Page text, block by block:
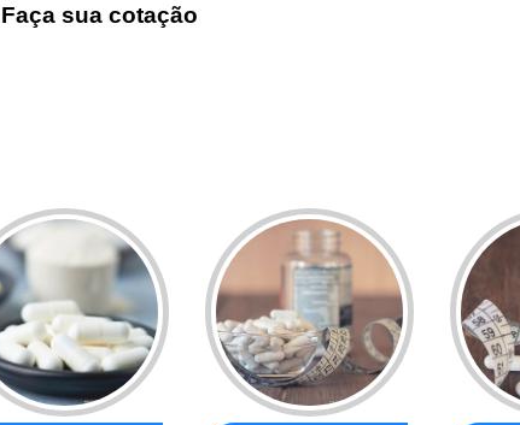
Faça sua cotação